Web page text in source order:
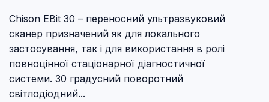
Chison EBit 30 – переносний ультразвуковий
сканер призначений як для локального
застосування, так і для використання в ролі
повноцінної стаціонарної діагностичної
системи. 30 градусний поворотний
світлодіодний...